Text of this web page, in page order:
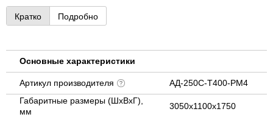
Кратко Подробно
Основные характеристики
Артикул производителя
АД-250С-Т400-РМ4
Габаритные размеры (ШхВхГ),
мм
3050х1100х1750